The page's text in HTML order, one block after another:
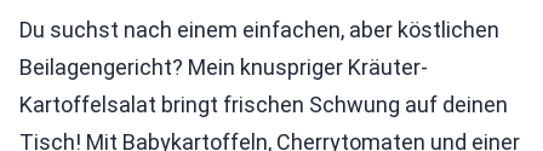
Du suchst nach einem einfachen, aber köstlichen
Beilagengericht? Mein knuspriger Kräuter-
Kartoffelsalat bringt frischen Schwung auf deinen
Tisch! Mit Babykartoffeln, Cherrytomaten und einer